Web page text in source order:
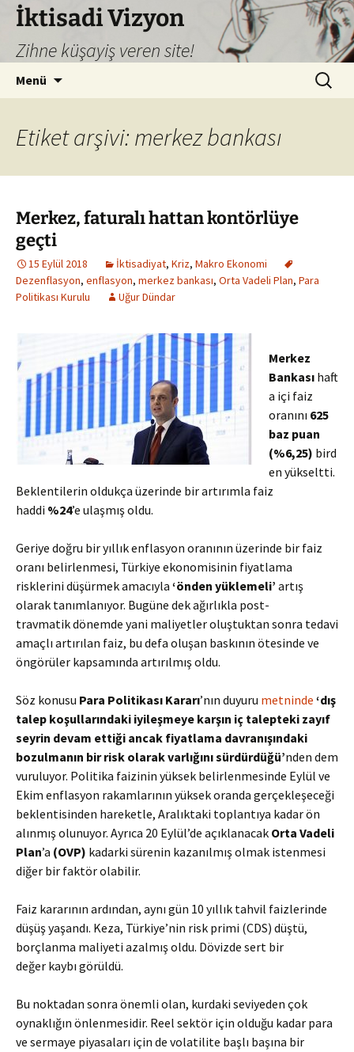
İktisadi Vizyon
Zihne küşayiş veren site!
Menü Arama:
Etiket arşivi: merkez bankası
Merkez, faturalı hattan kontörlüye
geçti
15 Eylül 2018 İktisadiyat, Kriz, Makro Ekonomi
Dezenflasyon, enflasyon, merkez bankası, Orta Vadeli Plan, Para
Politikası Kurulu
Uğur Dündar
Merkez
Bankası haft
a içi faiz
oranını 625
baz puan
(%6,25) bird
en yükseltti.
Beklentilerin oldukça üzerinde bir artırımla faiz
haddi %24’e ulaşmış oldu.
Geriye doğru bir yıllık enflasyon oranının üzerinde bir faiz
oranı belirlenmesi, Türkiye ekonomisinin fiyatlama
risklerini düşürmek amacıyla ‘önden yüklemeli’ artış
olarak tanımlanıyor. Bugüne dek ağırlıkla post-
travmatik dönemde yani maliyetler oluştuktan sonra tedavi
amaçlı artırılan faiz, bu defa oluşan baskının ötesinde ve
öngörüler kapsamında artırılmış oldu.
Söz konusu Para Politikası Kararı’nın duyuru metninde ‘dış
talep koşullarındaki iyileşmeye karşın iç talepteki zayıf
seyrin devam ettiği ancak fiyatlama davranışındaki
bozulmanın bir risk olarak varlığınısürdürdüğü’nden dem
vuruluyor. Politika faizinin yüksek belirlenmesinde Eylül ve
Ekim enflasyon rakamlarının yüksek oranda gerçekleşeceği
beklentisinden hareketle, Aralıktaki toplantıya kadar ön
alınmış olunuyor. Ayrıca 20 Eylül’de açıklanacak Orta Vadeli
Plan’a (OVP) kadarki sürenin kazanılmış olmak istenmesi
diğer bir faktör olabilir.
Faiz kararının ardından, aynı gün 10 yıllık tahvil faizlerinde
düşüş yaşandı. Keza, Türkiye’nin risk primi (CDS) düştü,
borçlanma maliyeti azalmış oldu. Dövizde sert bir
değer kaybı görüldü.
Bu noktadan sonra önemli olan, kurdaki seviyeden çok
oynaklığın önlenmesidir. Reel sektör için olduğu kadar para
ve sermaye piyasaları için de volatilite başlı başına bir